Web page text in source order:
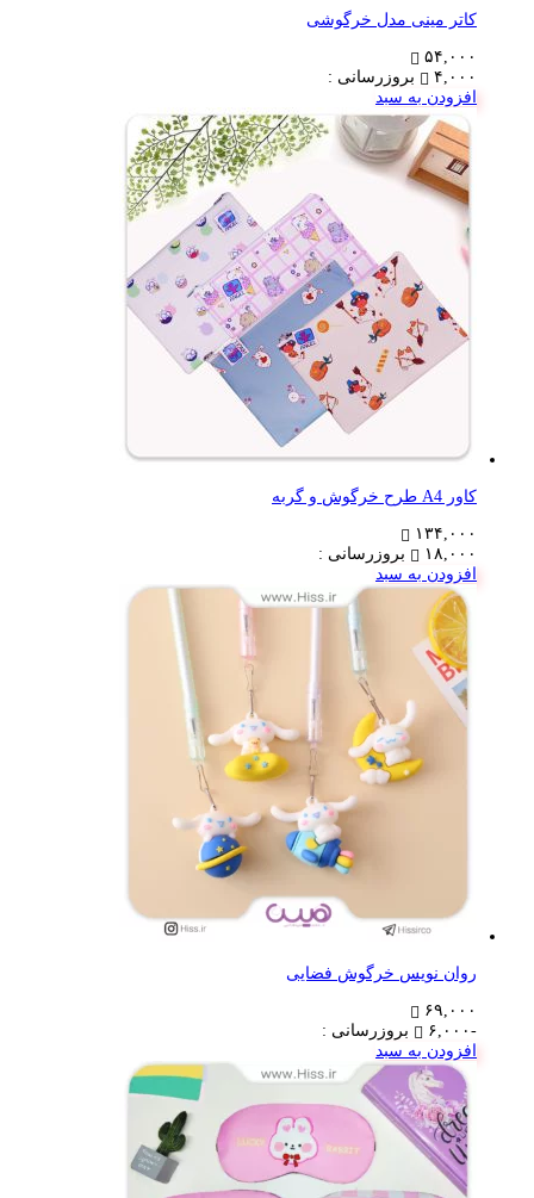
کاتر مینی مدل خرگوشی
۵۴,۰۰۰
۴,۰۰۰
بروزرسانی :
افزودن به سبد
کاور A4 طرح خرگوش و گربه
۱۳۴,۰۰۰
۱۸,۰۰۰
بروزرسانی :
افزودن به سبد
روان نویس خرگوش فضایی
۶۹,۰۰۰
-۶,۰۰۰
بروزرسانی :
افزودن به سبد